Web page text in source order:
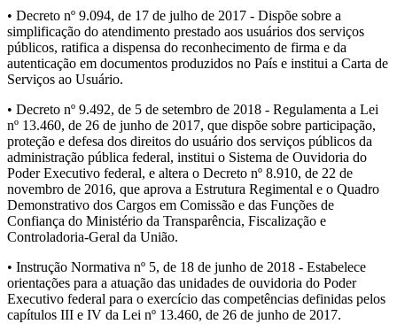
• Decreto nº 9.094, de 17 de julho de 2017 - Dispõe sobre a
simplificação do atendimento prestado aos usuários dos serviços
públicos, ratifica a dispensa do reconhecimento de firma e da
autenticação em documentos produzidos no País e institui a Carta de
Serviços ao Usuário.
• Decreto nº 9.492, de 5 de setembro de 2018 - Regulamenta a Lei
nº 13.460, de 26 de junho de 2017, que dispõe sobre participação,
proteção e defesa dos direitos do usuário dos serviços públicos da
administração pública federal, institui o Sistema de Ouvidoria do
Poder Executivo federal, e altera o Decreto nº 8.910, de 22 de
novembro de 2016, que aprova a Estrutura Regimental e o Quadro
Demonstrativo dos Cargos em Comissão e das Funções de
Confiança do Ministério da Transparência, Fiscalização e
Controladoria-Geral da União.
• Instrução Normativa nº 5, de 18 de junho de 2018 - Estabelece
orientações para a atuação das unidades de ouvidoria do Poder
Executivo federal para o exercício das competências definidas pelos
capítulos III e IV da Lei nº 13.460, de 26 de junho de 2017.